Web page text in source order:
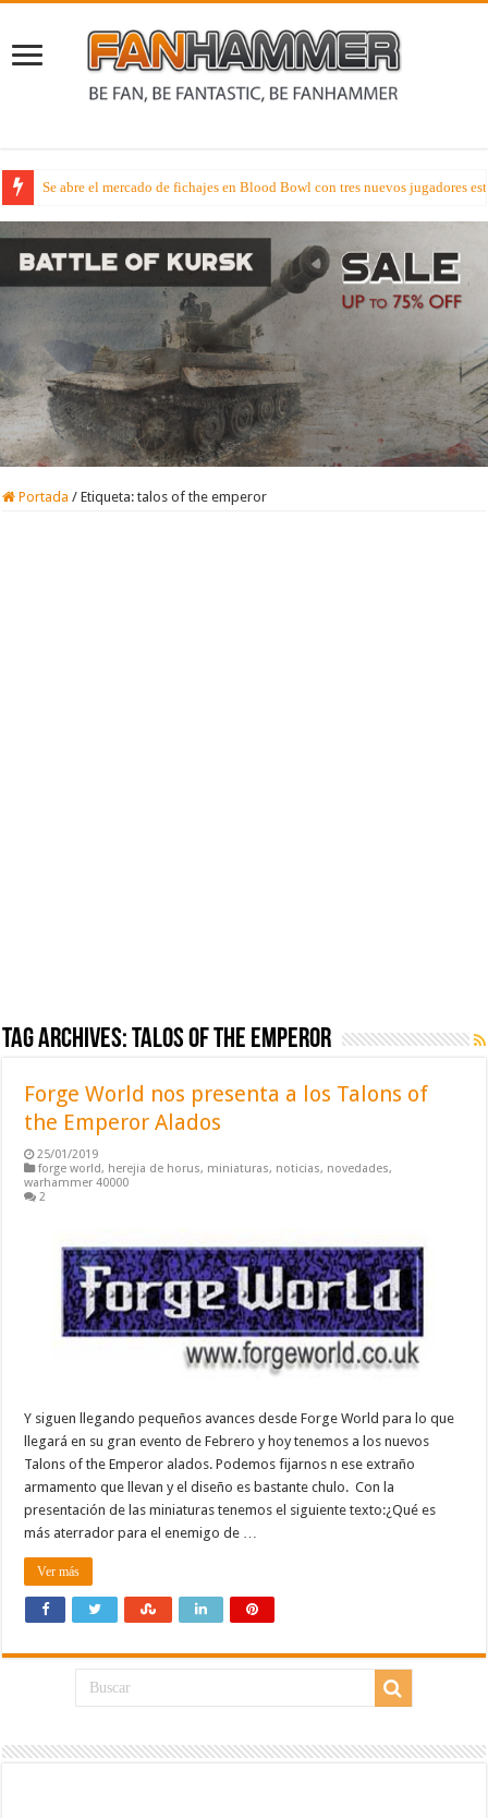
Se abre el mercado de fichajes en Blood Bowl con tres nuevos jugadores
Portada / Etiqueta:talos of the emperor
Tag Archives:talos of the emperor
Forge World nos presenta a los Talons of
the Emperor Alados
25/01/2019
forge world, herejia de horus, miniaturas, noticias, novedades,
warhammer 40000
2
Y siguen llegando pequeños avances desde Forge World para lo que
llegará en su gran evento de Febrero y hoy tenemos a los nuevos
Talons of the Emperor alados. Podemos fijarnos n ese extraño
armamento que llevan y el diseño es bastante chulo. Con la
presentación de las miniaturas tenemos el siguiente texto:¿Qué es
más aterrador para el enemigo de …
Ver más